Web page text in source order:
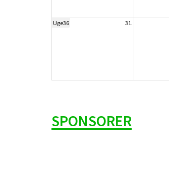
Uge36 31.
SPONSORER